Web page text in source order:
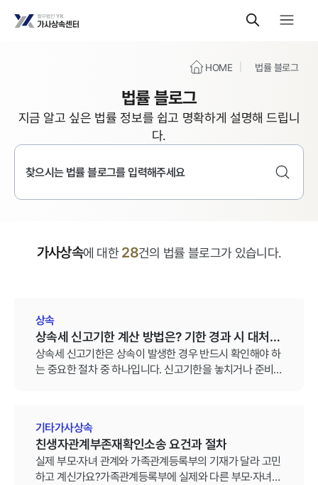
HOME 법률 블로그
법률 블로그
지금 알고 싶은 법률 정보를 쉽고 명확하게 설명해 드립니
다.
가사상속에 대한28건의 법률 블로그가 있습니다.
상속
상속세 신고기한 계산 방법은? 기한 경과 시 대처
방법
상속세 신고기한은 상속이 발생한 경우 반드시 확인해야 하
는 중요한 절차 중 하나입니다. 신고기한을 놓치거나 준비
달라질 수 있으므로 정확한 기준을 알아두는 것이 중요합니
다.
기타가사상속
친생자관계부존재확인소송 요건과 절차
실제 부모·자녀 관계와 가족관계등록부의 기재가 달라 고민
하고 계신가요?가족관계등록부에 실제와 다른 부모·자녀